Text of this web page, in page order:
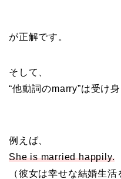
が正解です。
そして、
“他動詞のmarry”は受け
例えば、
She is married happily.
（彼女は幸せな結婚生活